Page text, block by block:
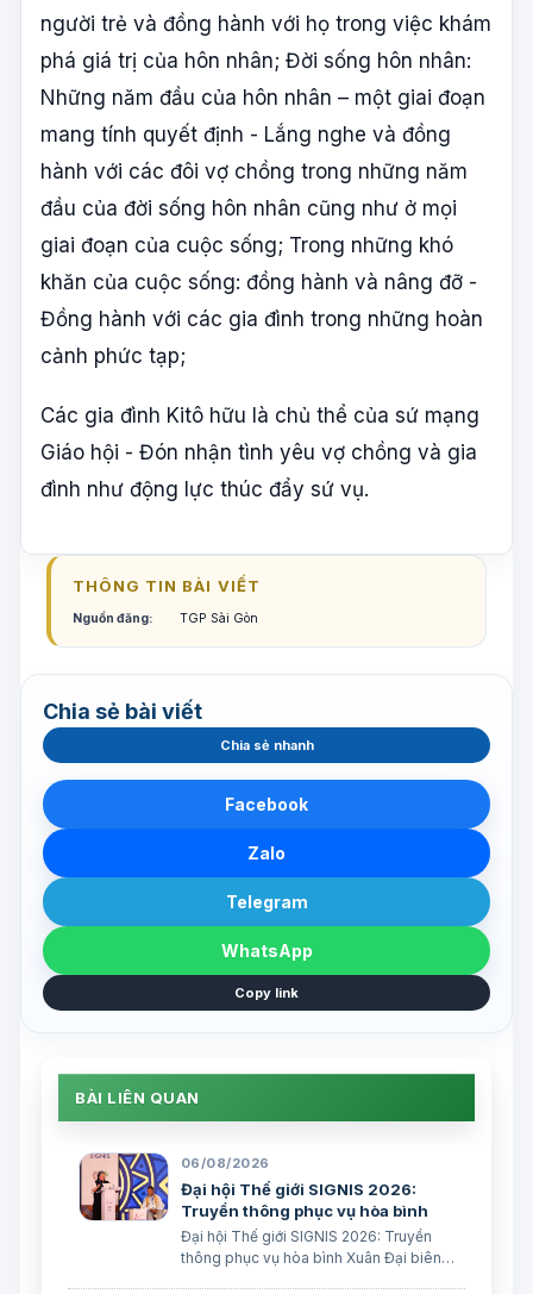
người trẻ và đồng hành với họ trong việc khám
phá giá trị của hôn nhân; Đời sống hôn nhân:
Những năm đầu của hôn nhân – một giai đoạn
mang tính quyết định - Lắng nghe và đồng
hành với các đôi vợ chồng trong những năm
đầu của đời sống hôn nhân cũng như ở mọi
giai đoạn của cuộc sống; Trong những khó
khăn của cuộc sống: đồng hành và nâng đỡ -
Đồng hành với các gia đình trong những hoàn
cảnh phức tạp;
Các gia đình Kitô hữu là chủ thể của sứ mạng
Giáo hội - Đón nhận tình yêu vợ chồng và gia
đình như động lực thúc đẩy sứ vụ.
THÔNG TIN BÀI VIẾT
Nguồn đăng: TGP Sài Gòn
Chia sẻ bài viết
Chia sẻ nhanh
Facebook
Zalo
Telegram
WhatsApp
Copy link
BÀI LIÊN QUAN
06/08/2026
Đại hội Thế giới SIGNIS 2026:
Truyền thông phục vụ hòa bình
Đại hội Thế giới SIGNIS 2026: Truyền
thông phục vụ hòa bình Xuân Đại biên